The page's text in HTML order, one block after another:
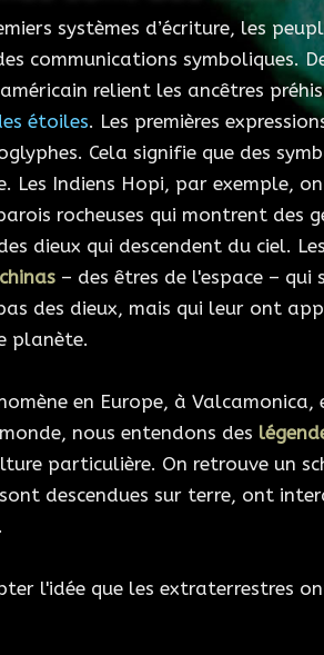
systèmes d’écriture, les
communications symboliques.
relient les ancêtres
étoiles. Les premières
Cela signifie que des
Les Indiens Hopi, par exemple,
rocheuses qui montrent des
dieux qui descendent du ciel.
– des êtres de l'espace – qui
des dieux, mais qui leur ont
planète.
en Europe, à
nous entendons des
particulière. On retrouve un
descendues sur terre, ont
l'idée que les extraterrestres